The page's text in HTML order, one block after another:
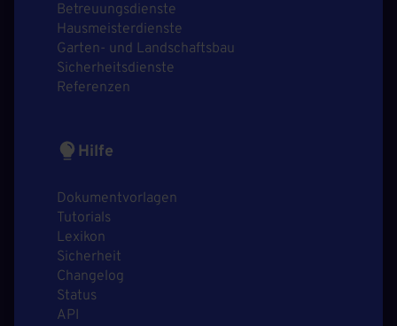
Betreuungsdienste
Hausmeisterdienste
Garten- und Landschaftsbau
Sicherheitsdienste
Referenzen
Hilfe
Dokumentvorlagen
Tutorials
Lexikon
Sicherheit
Changelog
Status
API